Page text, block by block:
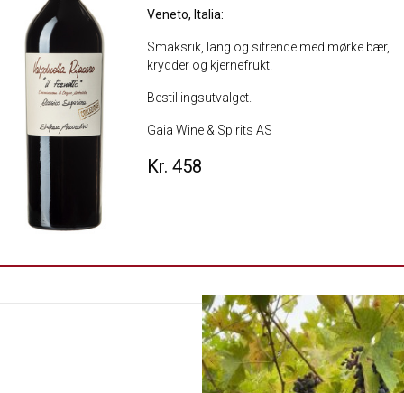
Veneto, Italia:
Smaksrik, lang og sitrende med mørke bær,
krydder og kjernefrukt.
Bestillingsutvalget.
Gaia Wine & Spirits AS
Kr. 458